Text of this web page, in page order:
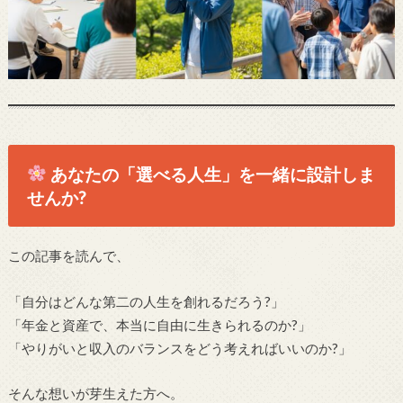
あなたの「選べる人生」を一緒に設計しま
せんか?
この記事を読んで、
「自分はどんな第二の人生を創れるだろう?」
「年金と資産で、本当に自由に生きられるのか?」
「やりがいと収入のバランスをどう考えればいいのか?」
そんな想いが芽生えた方へ。